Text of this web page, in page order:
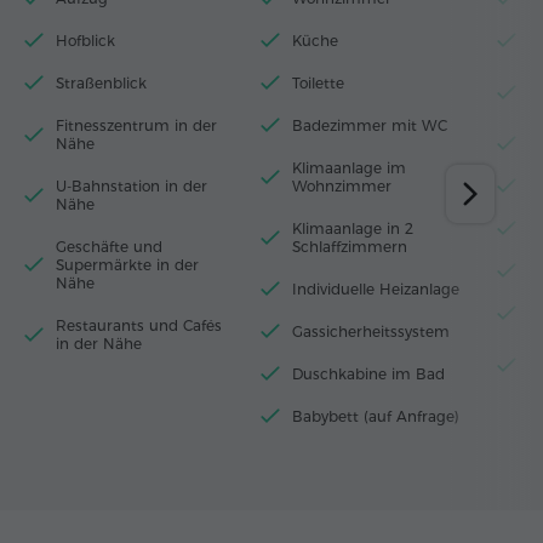
Hofblick
Straßenblick
Fitnesszentrum in der
Nähe
U-Bahnstation in der
Nähe
Geschäfte und
Supermärkte in der
Nähe
Restaurants und Cafés
in der Nähe
Küche
Toilette
Badezimmer mit WC
Klimaanlage im
Wohnzimmer
Klimaanlage in 2
Schlaffzimmern
Individuelle Heizanlage
Gassicherheitssystem
Duschkabine im Bad
Babybett (auf Anfrage)